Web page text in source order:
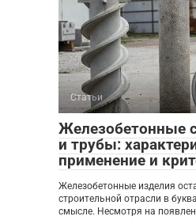
Статьи
Железобетонные
и трубы:
применение и
Железобетонные изделия
строительной отрасли в
смысле. Несмотря на